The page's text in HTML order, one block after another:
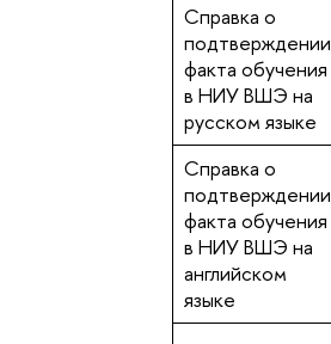
Справка о
подтверждении
факта обучения
в НИУ ВШЭ на
русском языке
Справка о
подтверждении
факта обучения
в НИУ ВШЭ на
английском
языке